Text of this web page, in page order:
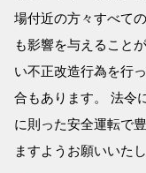
場付近の方々すべて
も影響を与えること
い不正改造行為を行
合もあります。 法令
に則った安全運転で
ますようお願いいたし